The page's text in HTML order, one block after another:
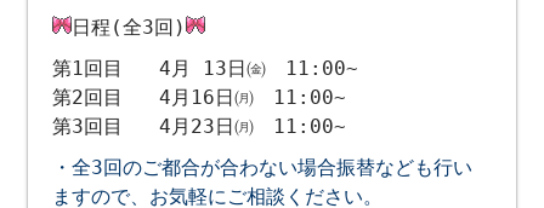
日程(全3回)
第1回目 4月 13日㈮ 11:00~
第2回目 4月16日㈪ 11:00~
第3回目 4月23日㈪ 11:00~
・全3回のご都合が合わない場合振替なども行い
ますので、お気軽にご相談ください。